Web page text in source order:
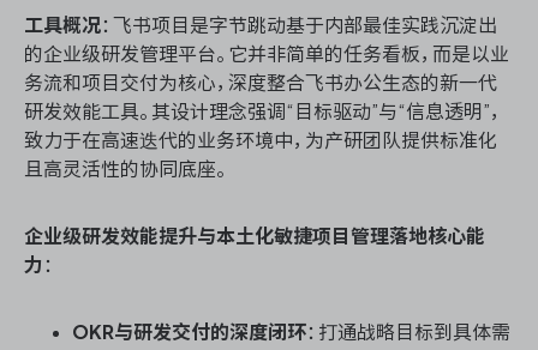
工具概况：飞书项目是字节跳动基于内部最佳实践沉淀出
的企业级研发管理平台。它并非简单的任务看板，而是以业
务流和项目交付为核心，深度整合飞书办公生态的新一代
研发效能工具。其设计理念强调“目标驱动”与“信息透明”，
致力于在高速迭代的业务环境中，为产研团队提供标准化
且高灵活性的协同底座。
企业级研发效能提升与本土化敏捷项目管理落地核心能
力 ：
OKR与研发交付的深度闭环：打通战略目标到具体需